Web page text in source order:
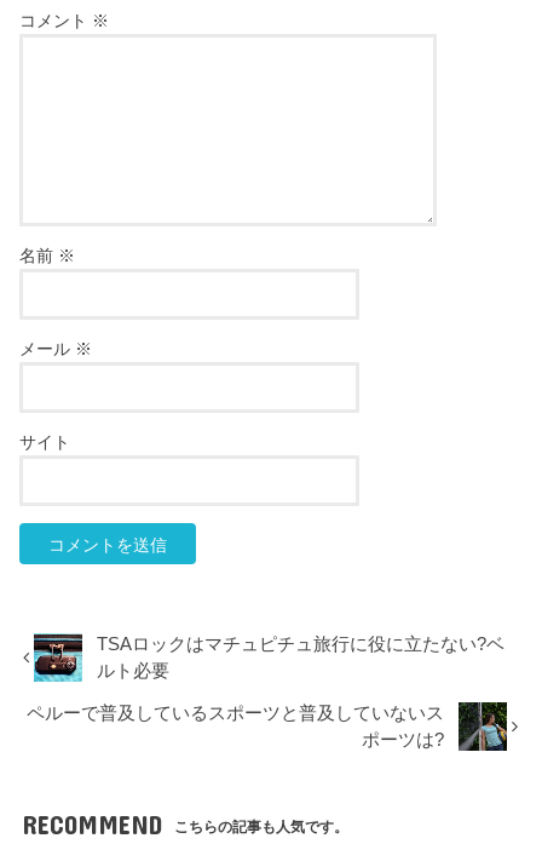
コメント ※
名前 ※
メール ※
サイト
TSAロックはマチュピチュ旅行に役に立たない?ベ
ルト必要
ペルーで普及しているスポーツと普及していないス
ポーツは?
RECOMMEND こちらの記事も人気です。